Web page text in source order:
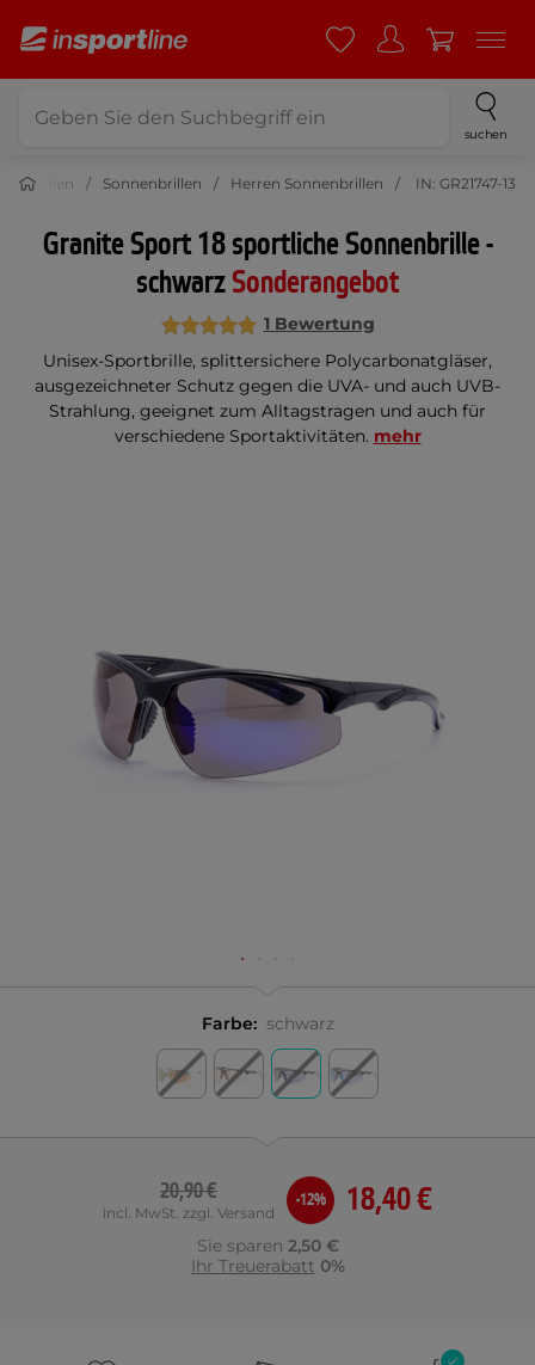
suchen
Sonnenbrillen Herren Sonnenbrillen IN: GR21747-13
Granite Sport 18 sportliche Sonnenbrille -
schwarzSonderangebot
1 Bewertung
Unisex-Sportbrille, splittersichere Polycarbonatgläser,
ausgezeichneter Schutz gegen die UVA- und auch UVB-
Strahlung, geeignet zum Alltagstragen und auch für
verschiedene Sportaktivitäten. mehr
Farbe: schwarz
18,40 €
20,90 €
incl. MwSt. zzgl. Versand
-12%
Sie sparen 2,50 €
Ihr Treuerabatt 0%